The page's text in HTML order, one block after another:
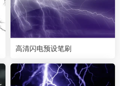
高清闪电预设笔刷